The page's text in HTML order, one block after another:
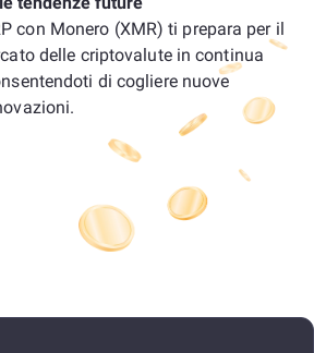
con Monero (XMR) ti prepara per il
delle criptovalute in continua
di cogliere nuove